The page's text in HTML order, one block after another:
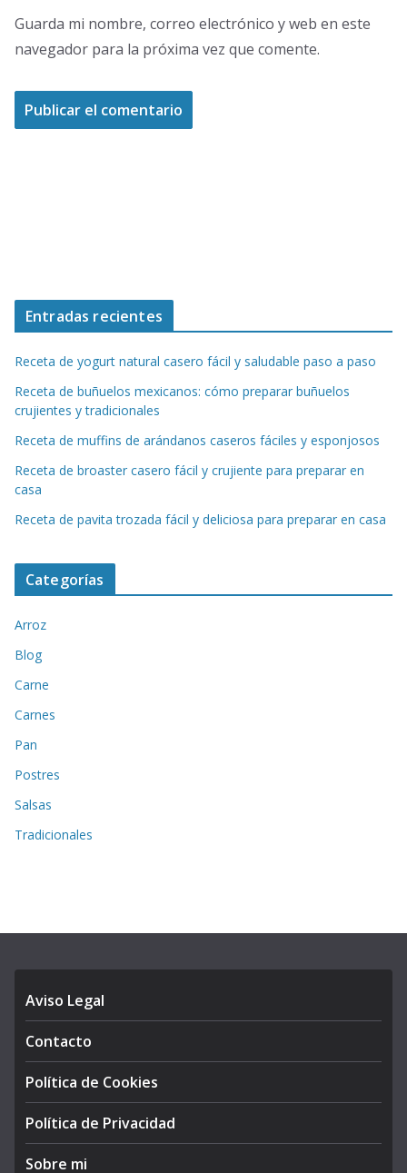
Guarda mi nombre, correo electrónico y web en este
navegador para la próxima vez que comente.
Entradas recientes
Receta de yogurt natural casero fácil y saludable paso a paso
Receta de buñuelos mexicanos: cómo preparar buñuelos
crujientes y tradicionales
Receta de muffins de arándanos caseros fáciles y esponjosos
Receta de broaster casero fácil y crujiente para preparar en
casa
Receta de pavita trozada fácil y deliciosa para preparar en casa
Categorías
Arroz
Blog
Carne
Carnes
Pan
Postres
Salsas
Tradicionales
Aviso Legal
Contacto
Política de Cookies
Política de Privacidad
Sobre mi